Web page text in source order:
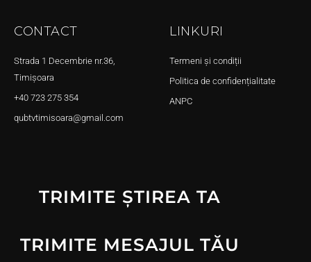
CONTACT
Strada 1 Decembrie nr.36,
Timișoara
+40 723 275 354
qubtvtimisoara@gmail.com
LINKURI
Termeni și condiții
Politica de confidențialitate
ANPC
TRIMITE ȘTIREA TA
TRIMITE MESAJUL TĂU